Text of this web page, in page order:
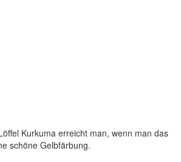
Kurkuma erreicht man, wenn man das
schöne Gelbfärbung.